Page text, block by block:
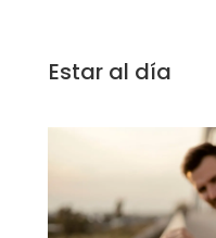
Estar al día